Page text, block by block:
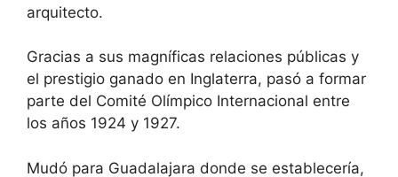
arquitecto.
Gracias a sus magníficas relaciones públicas y
el prestigio ganado en Inglaterra, pasó a formar
parte del Comité Olímpico Internacional entre
los años 1924 y 1927.
Mudó para Guadalajara donde se establecería,